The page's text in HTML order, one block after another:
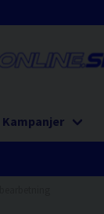
Kampanjer